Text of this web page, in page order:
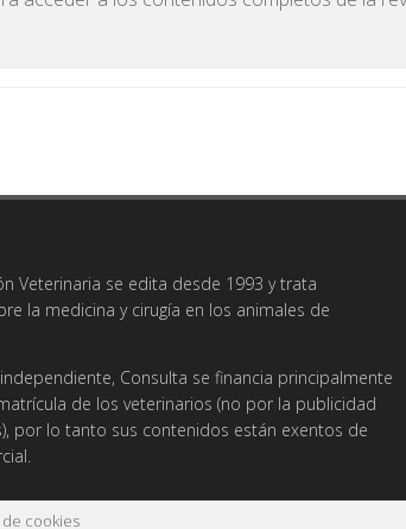
Veterinaria se edita desde 1993 y trata
la medicina y cirugía en los animales de
Consulta se financia principalmente
de los veterinarios (no por la publicidad
por lo tanto sus contenidos están exentos de
cookies